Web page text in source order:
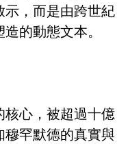
示，而是由跨世紀
的動態文本。
心，被超過十億
穆罕默德的真實與